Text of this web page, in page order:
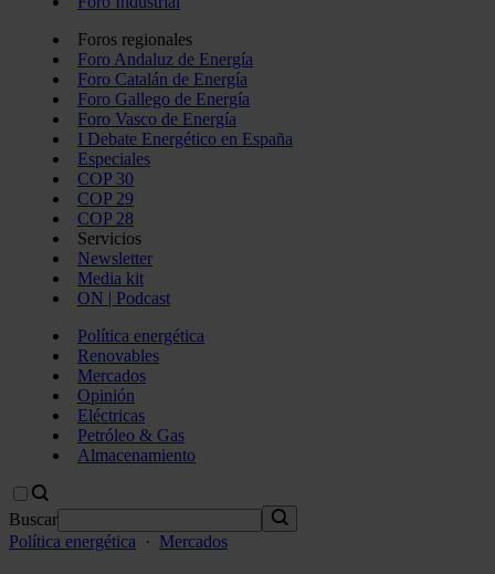
Foros regionales
Foro Andaluz de Energía
Foro Catalán de Energía
Foro Gallego de Energía
Foro Vasco de Energía
I Debate Energético en España
Especiales
COP 30
COP 29
COP 28
Servicios
Newsletter
Media kit
ON | Podcast
Política energética
Renovables
Mercados
Opinión
Eléctricas
Petróleo & Gas
Almacenamiento
Buscar
Política energética
· Mercados